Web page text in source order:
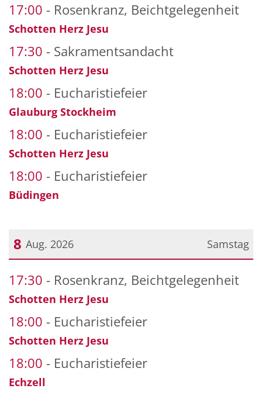
17:00 Rosenkranz, Beichtgelegenheit
Schotten Herz Jesu
17:30 Sakramentsandacht
Schotten Herz Jesu
18:00 Eucharistiefeier
Glauburg Stockheim
18:00 Eucharistiefeier
Schotten Herz Jesu
18:00 Eucharistiefeier
Büdingen
Samstag
8 Aug. 2026
17:30 Rosenkranz, Beichtgelegenheit
Schotten Herz Jesu
18:00 Eucharistiefeier
Schotten Herz Jesu
18:00 Eucharistiefeier
Echzell